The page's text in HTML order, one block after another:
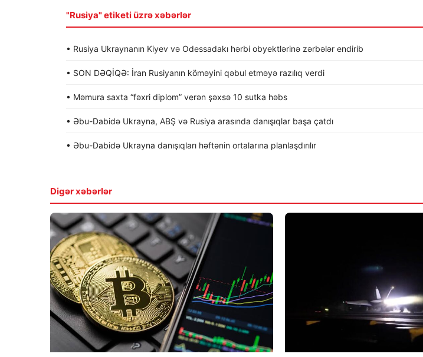
"Rusiya" etiketi üzrə xəbərlər
• Rusiya Ukraynanın Kiyev və Odessadakı hərbi obyektlərinə zərbələr endirib
• SON DƏQİQƏ: İran Rusiyanın köməyini qəbul etməyə razılıq verdi
• Məmura saxta “fəxri diplom” verən şəxsə 10 sutka həbs
• Əbu-Dabidə Ukrayna, ABŞ və Rusiya arasında danışıqlar başa çatdı
• Əbu-Dabidə Ukrayna danışıqları həftənin ortalarına planlaşdırılır
Digər xəbərlər